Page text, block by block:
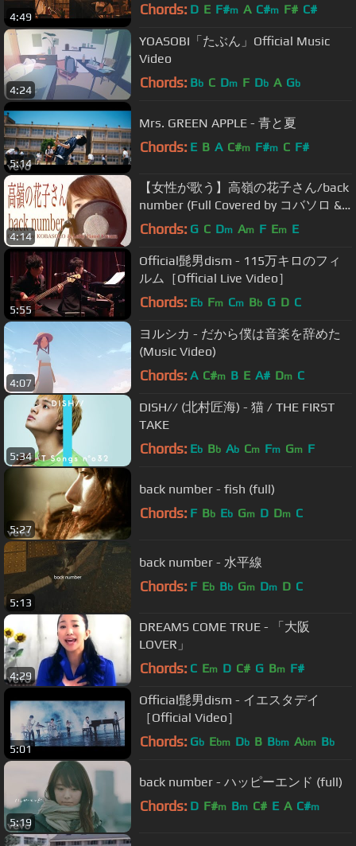
4:49 Chords: D E F#m A C#m F# C#
4:24
YOASOBI「たぶん」Official Music
Video
Chords: Bb C Dm F Db A Gb
5:14
Mrs. GREEN APPLE - 青と夏
Chords: E B A C#m F#m C F#
4:14
【女性が歌う】高嶺の花子さん/back
number (Full Covered by コバソロ &
Lefty Hand Cream)歌詞付き
Chords: G C Dm Am F Em E
5:55
Official髭男dism - 115万キロのフィ
ルム［Official Live Video］
Chords: Eb Fm Cm Bb G D C
4:07
ヨルシカ - だから僕は音楽を辞めた
(Music Video)
Chords: A C#m B E A# Dm C
5:34
DISH// (北村匠海) - 猫 / THE FIRST
TAKE
Chords: Eb Bb Ab Cm Fm Gm F
5:27
back number - fish (full)
Chords: F Bb Eb Gm D Dm C
5:13
back number - 水平線
Chords: F Eb Bb Gm Dm D C
4:29
DREAMS COME TRUE - 「大阪
LOVER」
Chords: C Em D C# G Bm F#
5:01
Official髭男dism - イエスタデイ
［Official Video］
Chords: Gb Ebm Db B Bbm Abm Bb
5:19
back number - ハッピーエンド (full)
Chords: D F#m Bm C# E A C#m